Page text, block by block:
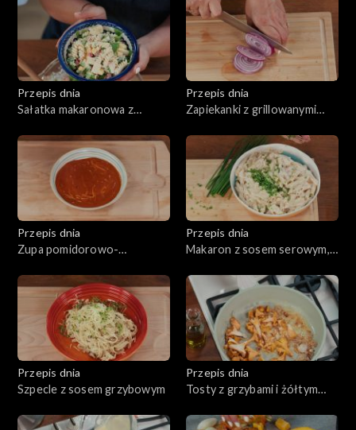
Przepis dnia
Sałatka makaronowa z
kurczakiem i selerem
naciowym
Przepis dnia
Zapiekanki z grillowanymi
Przepis dnia
Zupa pomidorowo-
Przepis dnia
Makaron z sosem serowym,
Przepis dnia
Szpecle z sosem grzybowym
Przepis dnia
Tosty z grzybami i żółtym